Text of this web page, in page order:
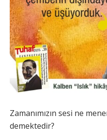
Zamanımızın sesi ne
demektedir?